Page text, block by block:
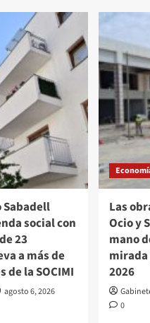
Sabadell
social con
23
a más de
de la SOCIMI
agosto 6, 2026
Las
Ocio y
mano
mirada
2026
0